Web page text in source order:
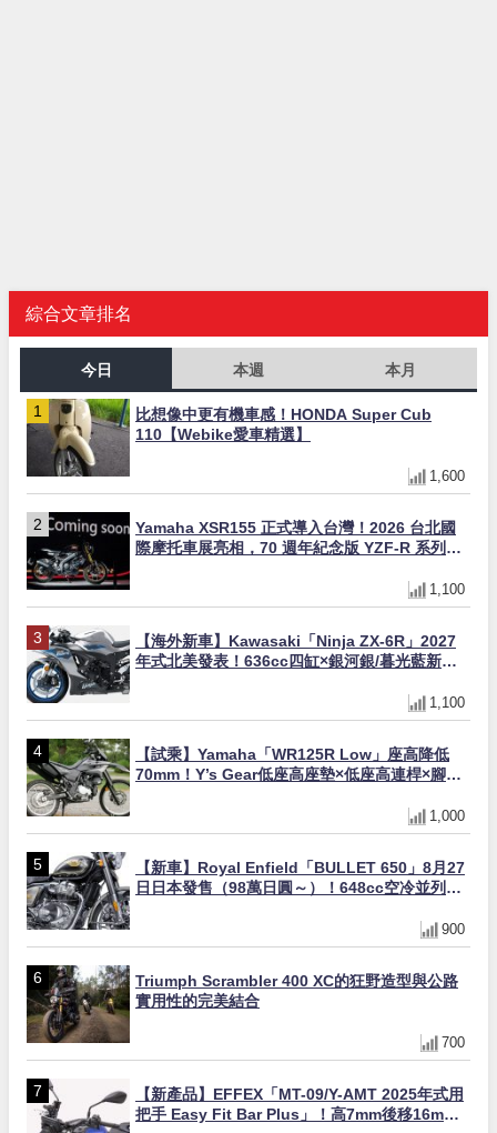
綜合文章排名
今日 本週 本月
比想像中更有機車感！HONDA Super Cub
110【Webike愛車精選】
1,600
Yamaha XSR155 正式導入台灣！2026 台北國
際摩托車展亮相，70 週年紀念版 YZF-R 系列限
1,100
【海外新車】Kawasaki「Ninja ZX-6R」2027
年式北美發表！636cc四缸×銀河銀/暮光藍新色
1,100
【試乘】Yamaha「WR125R Low」座高降低
70mm！Y’s Gear低座高座墊×低座高連桿×腳踏
1,000
【新車】Royal Enfield「BULLET 650」8月27
日日本發售（98萬日圓～）！648cc空冷並列雙
900
Triumph Scrambler 400 XC的狂野造型與公路
實用性的完美結合
700
【新產品】EFFEX「MT-09/Y-AMT 2025年式用
把手 Easy Fit Bar Plus」！高7mm後移16mm